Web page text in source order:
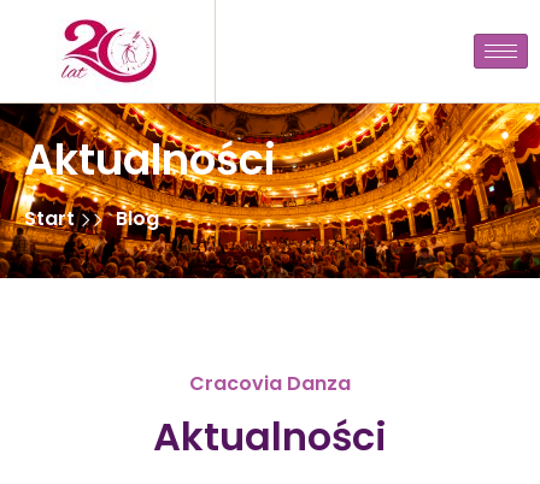
Aktualności
Start Blog
Cracovia Danza
Aktualności